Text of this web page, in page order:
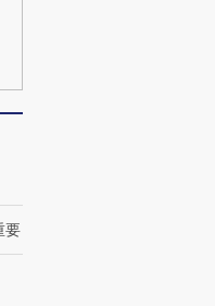
要